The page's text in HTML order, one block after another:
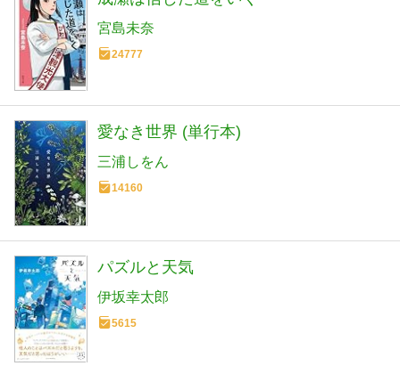
宮島未奈
24777
愛なき世界 (単行本)
三浦しをん
14160
パズルと天気
伊坂幸太郎
5615